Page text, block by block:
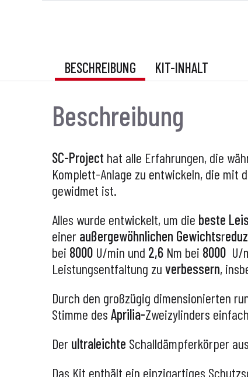
BESCHREIBUNG KIT-INHALT
Beschreibung
SC-Project hat alle Erfahrungen, die
Komplett-Anlage zu entwickeln, die mit
gewidmet ist.
Alles wurde entwickelt, um die beste
einer außergewöhnlichen Gewichtsr
bei 8000 U/min und 2,6 Nm bei 8000 U/
Leistungsentfaltung zu verbessern,
Durch den großzügig dimensionierten
Stimme des Aprilia-Zweizylinders
Der ultraleichte Schalldämpferkörper
Das Kit enthält ein einzigartiges